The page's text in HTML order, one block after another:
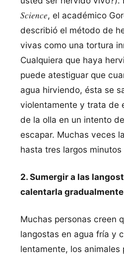
Science, el académico
describió el método de
vivas como una tortura
Cualquiera que haya
puede atestiguar que
agua hirviendo, ésta se
violentamente y trata de
de la olla en un intento
escapar. Muchas veces
hasta tres largos minutos
2. Sumergir a las
calentarla gradualmente
Muchas personas creen
langostas en agua frí­a y
lentamente, los animales